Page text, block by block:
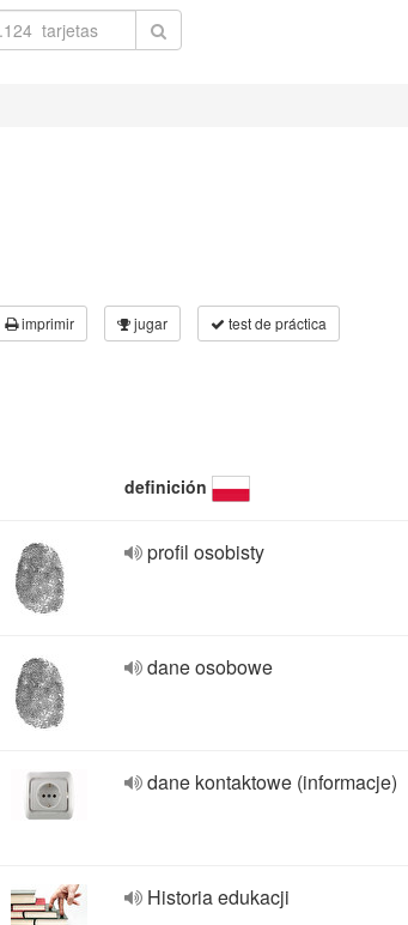
imprimir jugar test de práctica
definición
profil osobisty
dane osobowe
dane kontaktowe (informacje)
Historia edukacji